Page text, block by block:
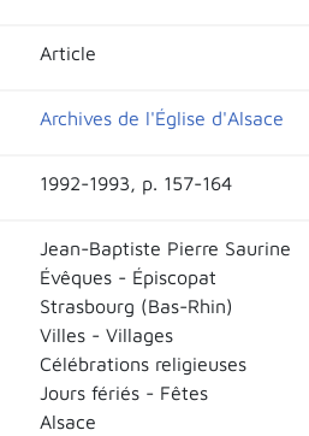
Article
Archives de l'Église d'Alsace
1992-1993, p. 157-164
Jean-Baptiste Pierre Saurine
Évêques - Épiscopat
Strasbourg (Bas-Rhin)
Villes - Villages
Célébrations religieuses
Jours fériés - Fêtes
Alsace